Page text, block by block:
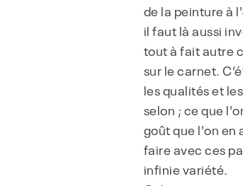
de la peinture à
il faut là aussi
tout à fait autre
sur le carnet.
les qualités et
selon ; ce que
goût que l'on en
faire avec ces
infinie variété.